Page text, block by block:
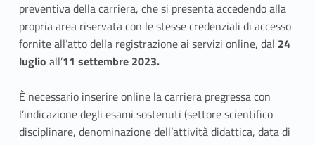
e
r
i
m
preventiva della carriera, che si presenta accedendo alla
propria area riservata con le stesse credenziali di accesso
fornite all’atto della registrazione ai servizi online, dal 24
luglio all’11 settembre 2023.
È necessario inserire online la carriera pregressa con
l’indicazione degli esami sostenuti (settore scientifico
disciplinare, denominazione dell’attività didattica, data di